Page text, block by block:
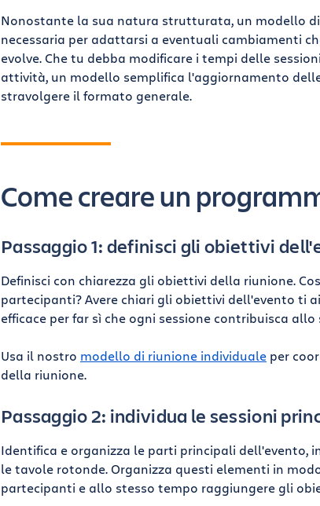
Nonostante la sua natura strutturata, un modello
necessaria per adattarsi a eventuali cambiamenti
evolve. Che tu debba modificare i tempi delle
attività, un modello semplifica l'aggiornamento
stravolgere il formato generale.
Come creare un
Passaggio 1: definisci gli obiettivi
Definisci con chiarezza gli obiettivi della riunione.
partecipanti? Avere chiari gli obiettivi dell'evento ti
efficace per far sì che ogni sessione contribuisca allo
Usa il nostro modello di riunione individualeper
della riunione.
Passaggio 2: individua le sessioni
Identifica e organizza le parti principali dell'evento,
le tavole rotonde. Organizza questi elementi in
partecipanti e allo stesso tempo raggiungere gli